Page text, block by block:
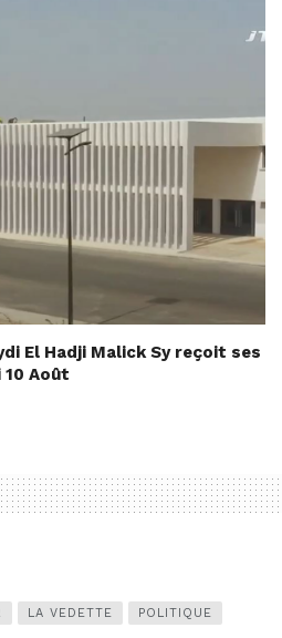
El Hadji Malick Sy reçoit ses
Août
LA VEDETTE POLITIQUE